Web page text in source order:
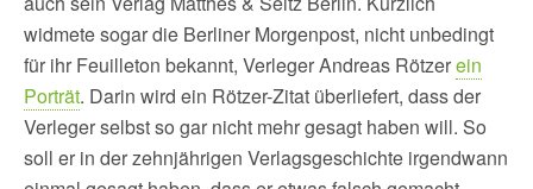
widmete sogar die Berliner Morgenpost, nicht unbedingt
für ihr Feuilleton bekannt, Verleger Andreas Rötzerein
Porträt. Darin wird ein Rötzer-Zitat überliefert, dass der
Verleger selbst so gar nicht mehr gesagt haben will. So
soll er in der zehnjährigen Verlagsgeschichte irgendwann